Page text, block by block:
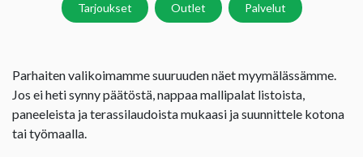
Tarjoukset Outlet Palvelut
Parhaiten valikoimamme suuruuden näet myymälässämme.
Jos ei heti synny päätöstä, nappaa mallipalat listoista,
paneeleista ja terassilaudoista mukaasi ja suunnittele kotona
tai työmaalla.